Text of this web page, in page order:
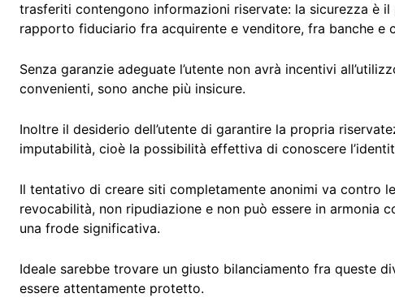
trasferiti contengono informazioni riservate: la sicurezza è
rapporto fiduciario fra acquirente e venditore, fra banche e
Senza garanzie adeguate l’utente non avrà incentivi
convenienti, sono anche più insicure.
Inoltre il desiderio dell’utente di garantire la propria
imputabilità, cioè la possibilità effettiva di conoscere
Il tentativo di creare siti completamente anonimi va contro
revocabilità, non ripudiazione e non può essere in armonia
una frode significativa.
Ideale sarebbe trovare un giusto bilanciamento fra queste
essere attentamente protetto.